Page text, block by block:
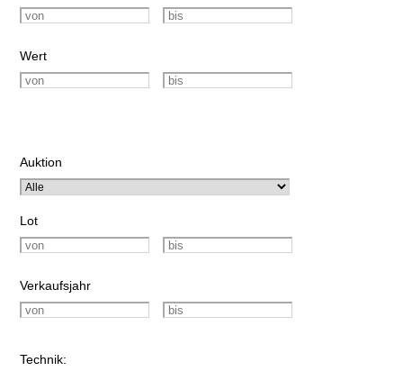
Wert
Auktion
Lot
Verkaufsjahr
Technik: